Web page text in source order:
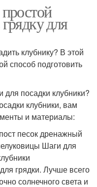
для
клубнику? В этой
способ подготовить
для посадки клубники?
клубники, вам
и материалы:
песок дренажный
Шаги для
грядки. Лучше всего
солнечного света и